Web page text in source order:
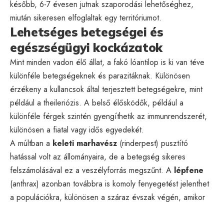
később, 6-7 évesen jutnak szaporodási lehetőséghez,
miután sikeresen elfoglaltak egy territóriumot.
Lehetséges betegségei és
egészségügyi kockázatok
Mint minden vadon élő állat, a fakó lóantilop is ki van téve
különféle betegségeknek és parazitáknak. Különösen
érzékeny a kullancsok által terjesztett betegségekre, mint
például a theileriózis. A belső élősködők, például a
különféle férgek szintén gyengíthetik az immunrendszerét,
különösen a fiatal vagy idős egyedekét.
A múltban a keleti marhavész (rinderpest) pusztító
hatással volt az állományaira, de a betegség sikeres
felszámolásával ez a veszélyforrás megszűnt. A lépfene
(anthrax) azonban továbbra is komoly fenyegetést jelenthet
a populációkra, különösen a száraz évszak végén, amikor